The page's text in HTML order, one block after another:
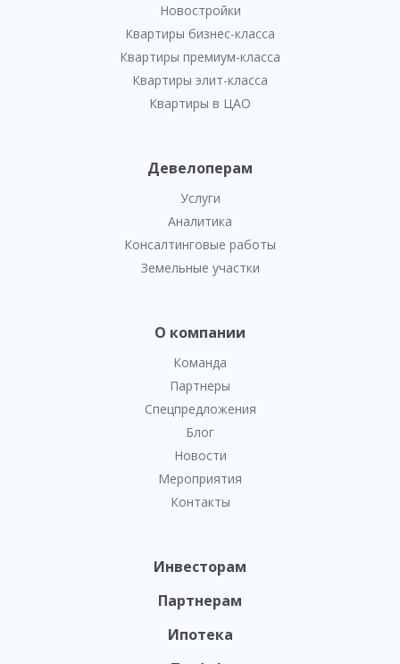
Новостройки
Квартиры бизнес-класса
Квартиры премиум-класса
Квартиры элит-класса
Квартиры в ЦАО
Девелоперам
Услуги
Аналитика
Консалтинговые работы
Земельные участки
О компании
Команда
Партнеры
Спецпредложения
Блог
Новости
Мероприятия
Контакты
Инвесторам
Партнерам
Ипотека